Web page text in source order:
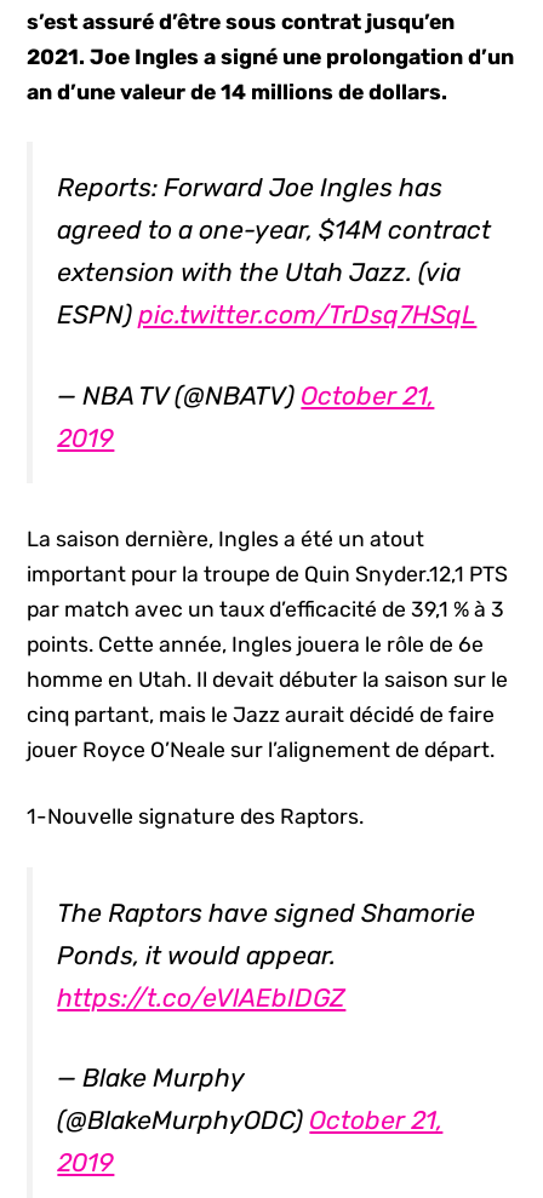
s’est assuré d’être sous contrat jusqu’en
2021. Joe Ingles a signé une prolongation d’un
an d’une valeur de 14 millions de dollars.
Reports: Forward Joe Ingles has
agreed to a one-year, $14M contract
extension with the Utah Jazz. (via
ESPN)pic.twitter.com/TrDsq7HSqL
— NBA TV (@NBATV) October 21,
2019
La saison dernière, Ingles a été un atout
important pour la troupe de Quin Snyder.12,1 PTS
par match avec un taux d’efficacité de 39,1 % à 3
points. Cette année, Ingles jouera le rôle de 6e
homme en Utah. Il devait débuter la saison sur le
cinq partant, mais le Jazz aurait décidé de faire
jouer Royce O’Neale sur l’alignement de départ.
1-Nouvelle signature des Raptors.
The Raptors have signed Shamorie
Ponds, it would appear.
https://t.co/eVlAEbIDGZ
— Blake Murphy
(@BlakeMurphyODC) October 21,
2019